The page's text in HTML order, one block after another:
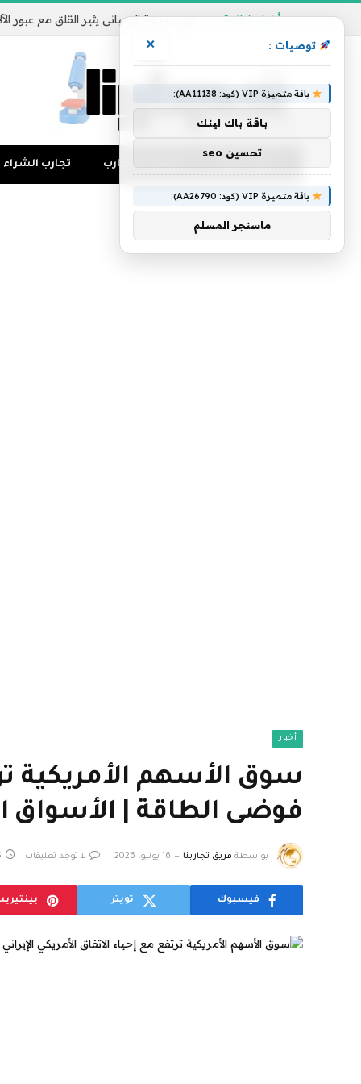
أخبار شائعة
منوعات التجارب تجارب الشراء
أخبار
سوق الأسهم الأمريكية
فوضى الطاقة | الأسواق
بواسطة فريق تجاربنا 16 يونيو، 2026 لا توجد تعليقات 5
فيسبوك تويتر
توصيات : ×
باقة متميزة VIP (كود: AA11138):
باقة باك لينك
تحسين seo
باقة متميزة VIP (كود: AA26790):
ماسنجر المسلم